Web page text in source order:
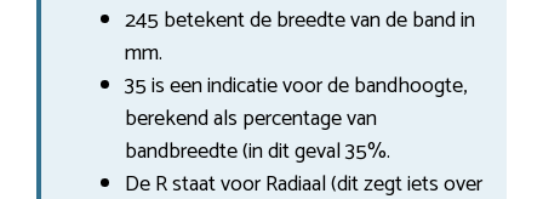
245 betekent de breedte van de band in
mm.
35 is een indicatie voor de bandhoogte,
berekend als percentage van
bandbreedte (in dit geval 35%.
De R staat voor Radiaal (dit zegt iets over